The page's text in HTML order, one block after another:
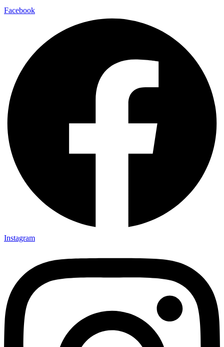
Facebook
Instagram